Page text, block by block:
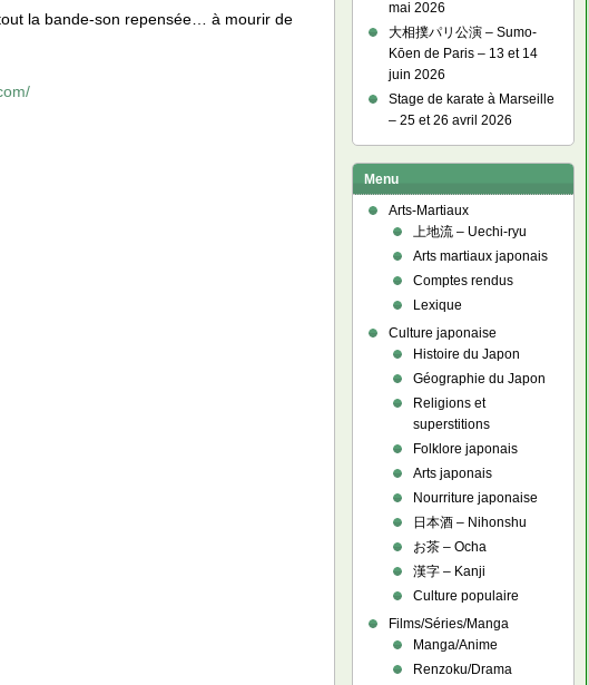
la bande-son repensée… à mourir de
mai 2026
大相撲パリ公演 – Sumo-
Kōen de Paris – 13 et 14
juin 2026
Stage de karate à Marseille
– 25 et 26 avril 2026
Menu
Arts-Martiaux
上地流 – Uechi-ryu
Arts martiaux japonais
Comptes rendus
Lexique
Culture japonaise
Histoire du Japon
Géographie du Japon
Religions et
superstitions
Folklore japonais
Arts japonais
Nourriture japonaise
日本酒 – Nihonshu
お茶 – Ocha
漢字 – Kanji
Culture populaire
Films/Séries/Manga
Manga/Anime
Renzoku/Drama